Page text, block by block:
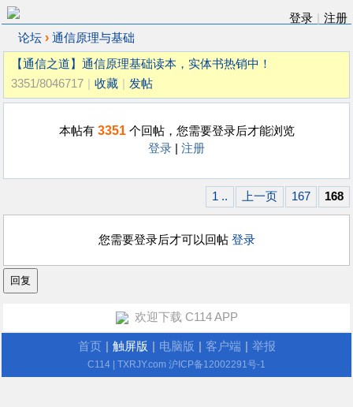
登录
注册
论坛 › 通信原理与基础
【通信之道】通信原理基础读本，实体书热销中！
3351/8046717
收藏 发帖
本帖有 3351个回帖，您需要登录后才能浏览
登录
注册
1 .. 上一页 167 168
您需要登录后才可以回帖 登录
欢迎下载 C114 APP
首页 触屏版 电脑版 客户端 举报
C114 | TXRJY.com 沪ICP备12002291号-1